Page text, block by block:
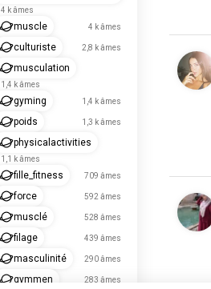
4 k âmes
muscle 4 k âmes
culturiste 2,8 k âmes
musculation
1,4 k âmes
gyming 1,4 k âmes
poids 1,3 k âmes
physicalactivities
1,1 k âmes
fille_fitness 709 âmes
force 592 âmes
musclé 528 âmes
filage 439 âmes
masculinité 290 âmes
gymmen 283 âmes